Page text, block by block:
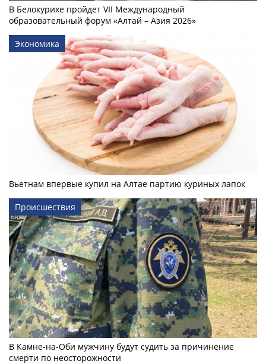
В Белокурихе пройдет VII Международный
образовательный форум «Алтай – Азия 2026»
Экономика
Вьетнам впервые купил на Алтае партию куриных лапок
Происшествия
В Камне-на-Оби мужчину будут судить за причинение
смерти по неосторожности